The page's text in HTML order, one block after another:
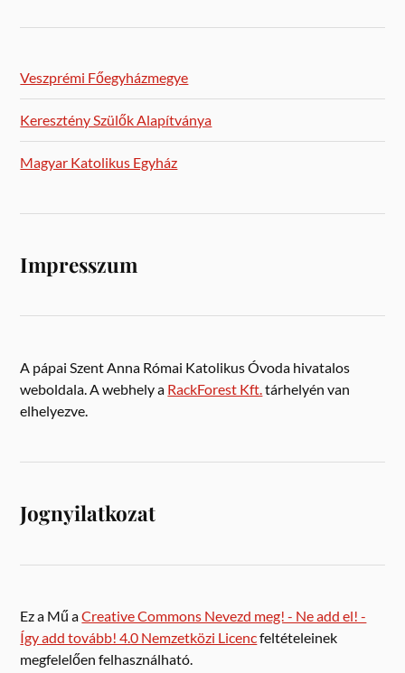
Veszprémi Főegyházmegye
Keresztény Szülők Alapítványa
Magyar Katolikus Egyház
Impresszum
A pápai Szent Anna Római Katolikus Óvoda hivatalos
weboldala. A webhely a RackForest Kft. tárhelyén van
elhelyezve.
Jognyilatkozat
Ez a Mű aCreative Commons Nevezd meg! - Ne add el! -
Így add tovább! 4.0 Nemzetközi Licencfeltételeinek
megfelelően felhasználható.